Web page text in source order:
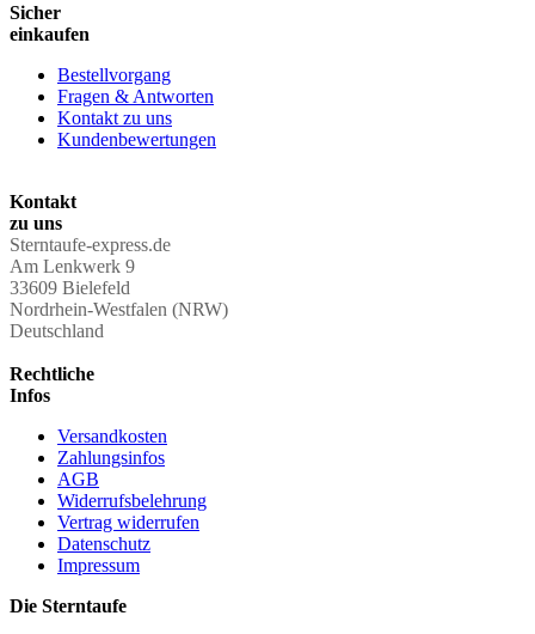
Sicher
einkaufen
Bestellvorgang
Fragen & Antworten
Kontakt zu uns
Kundenbewertungen
Kontakt
zu uns
Sterntaufe-express.de
Am Lenkwerk 9
33609 Bielefeld
Nordrhein-Westfalen (NRW)
Deutschland
Rechtliche
Infos
Versandkosten
Zahlungsinfos
AGB
Widerrufsbelehrung
Vertrag widerrufen
Datenschutz
Impressum
Die Sterntaufe